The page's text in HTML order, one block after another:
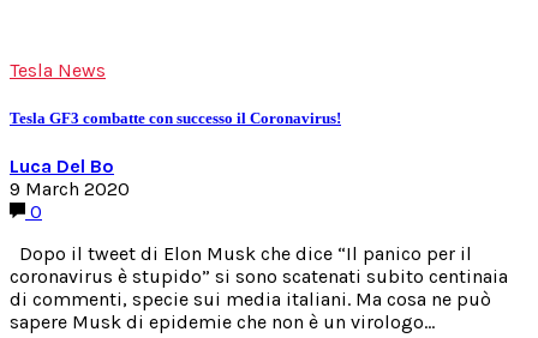
Tesla News
Tesla GF3 combatte con successo il Coronavirus!
Luca Del Bo
9 March 2020
0
Dopo il tweet di Elon Musk che dice “Il panico per il
coronavirus è stupido” si sono scatenati subito centinaia
di commenti, specie sui media italiani. Ma cosa ne può
sapere Musk di epidemie che non è un virologo…